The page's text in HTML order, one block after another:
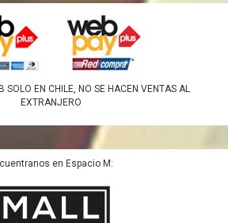
SOLO EN CHILE, NO SE HACEN VENTAS AL
EXTRANJERO
en Espacio M: